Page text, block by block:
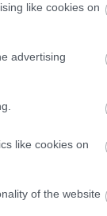
like cookies on
advertising
like cookies on
of the website
-